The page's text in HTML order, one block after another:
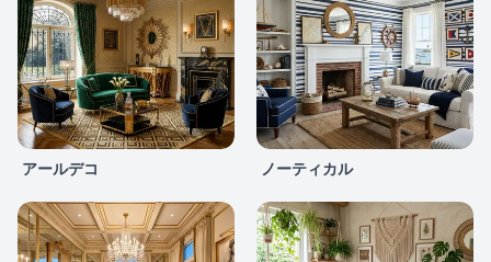
アールデコ ノーティカル